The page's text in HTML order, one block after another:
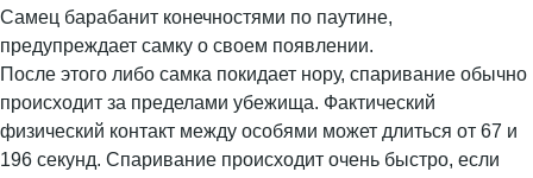
Самец барабанит конечностями по паутине,
предупреждает самку о своем появлении.
После этого либо самка покидает нору, спаривание обычно
происходит за пределами убежища. Фактический
физический контакт между особями может длиться от 67 и
196 секунд. Спаривание происходит очень быстро, если